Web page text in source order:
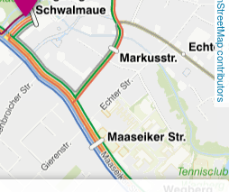
OpenStreetMap contributors